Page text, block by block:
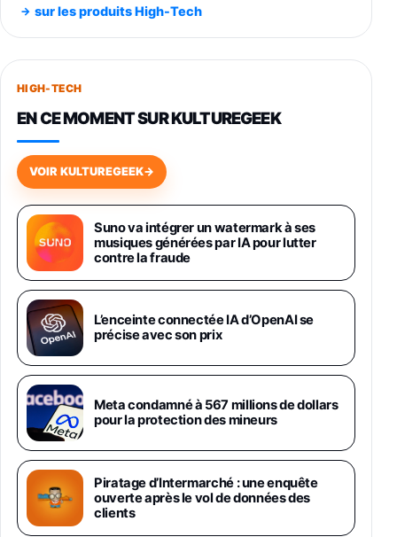
891,99€1199€Fnac (Vendeur Tiers)
Smartphone SAMSUNG Galaxy S26+ Violet
749,99€
648,63€834,71€
Samsung Galaxy Miracle Ultra, Smartphone
Android 5G avec Galaxy AI, 512 Go,
Chargeur Secteur Rapide 25W Inclus,
Smartphone déverrouillé, Noir, Version FR
1019€
Galaxy S26 Ultra 512 Go Bleu
1019€1399€Fnac (Vendeur Tiers)
Galaxy S26 Ultra 256 Go Violet
892€1199€Fnac (Vendeur Tiers)
Philips SHK2000BL - Casque Enfant - Bleu &
Répartiteur Audio 5 Casques, Blanc
24,94€29,96€Fnac (Vendeur Tiers)
Asus RT-AC59U Routeur sans Fil Double
sur les produits High-Tech
HIGH-TECH
EN CE MOMENT SUR KULTUREGEEK
VOIR KULTUREGEEK→
Suno va intégrer un watermark à ses
musiques générées par IA pour lutter
contre la fraude
L’enceinte connectée IA d’OpenAI se
précise avec son prix
Meta condamné à 567 millions de dollars
pour la protection des mineurs
Piratage d’Intermarché : une enquête
ouverte après le vol de données des
clients